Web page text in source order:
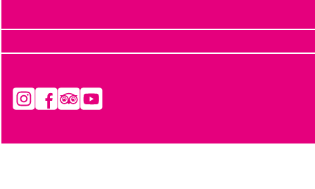
InstagramFacebook
Tripadvisor
YouTube